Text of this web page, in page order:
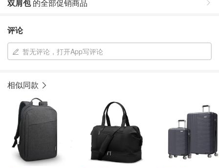
双肩包的全部促销商品
评论
暂无评论，打开App写评论
相似同款